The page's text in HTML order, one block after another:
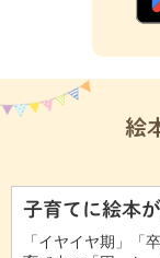
絵
子育てに絵本
「イヤイヤ期」「